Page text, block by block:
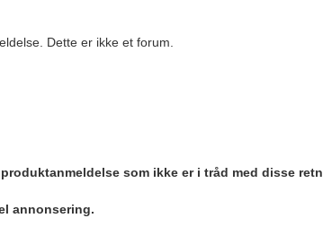
Dette er ikke et forum.
som ikke er i tråd med disse
annonsering.